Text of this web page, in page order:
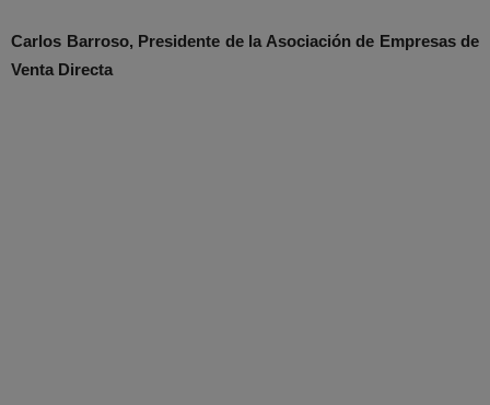
Carlos Barroso, Presidente de la Asociación de Empresas de
Venta Directa